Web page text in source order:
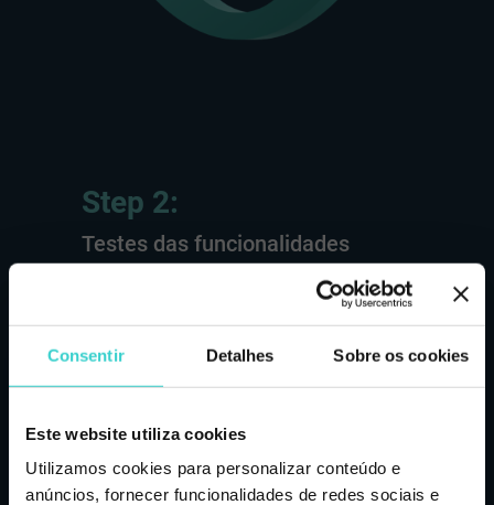
Consentir Detalhes Sobre os cookies
Este website utiliza cookies
Utilizamos cookies para personalizar conteúdo e
anúncios, fornecer funcionalidades de redes sociais e
Step 2:
Testes das funcionalidades
O NSYS Diagnostics realiza mais de 60
testes para identificar mais de 100
problemas de hardware, incluindo teste de
bateria, verificação de IMEI em listas
negras, bloqueio de SIM, pixels
queimados, problemas de áudio, etc.
Mais info
Reserve a sua demo
Teu nome